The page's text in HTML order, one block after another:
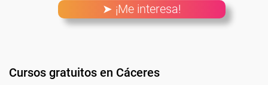
➤ ¡Me interesa!
Cursos gratuitos en Cáceres